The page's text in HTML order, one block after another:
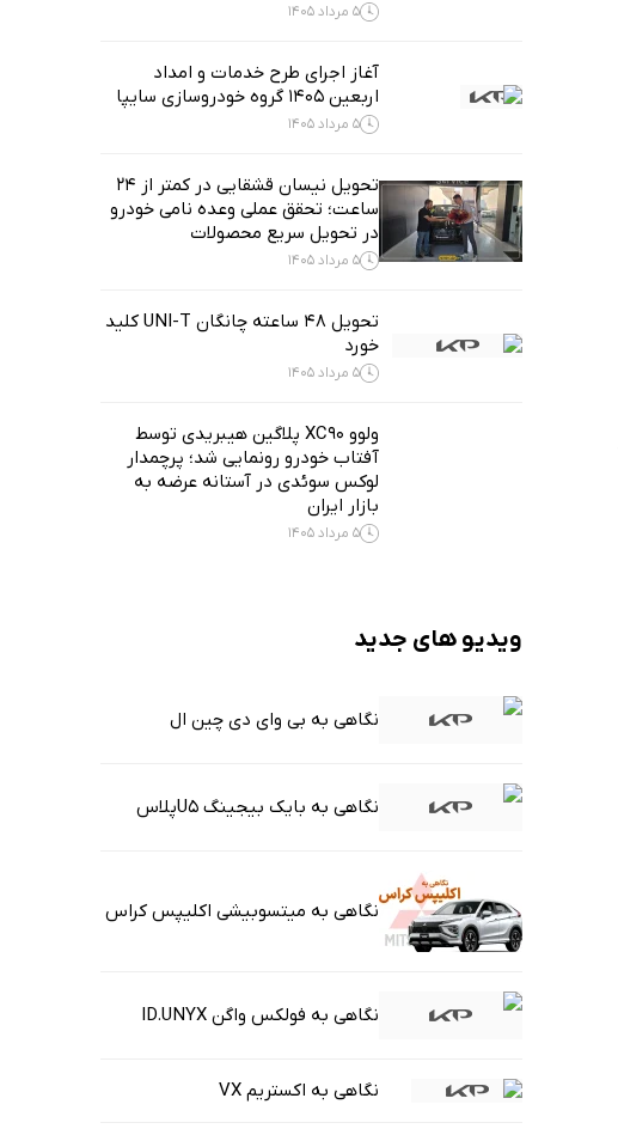
5 مرداد 1405
آغاز اجرای طرح خدمات و امداد
اربعین ۱۴۰۵ گروه خودروسازی سایپا
5 مرداد 1405
تحویل نیسان قشقایی در کمتر از ۲۴
ساعت؛ تحقق عملی وعده نامی خودرو
در تحویل سریع محصولات
5 مرداد 1405
تحویل ۴۸ ساعته چانگان UNI-T کلید
خورد
5 مرداد 1405
ولوو XC90 پلاگین هیبریدی توسط
آفتاب خودرو رونمایی شد؛ پرچمدار
لوکس سوئدی در آستانه عرضه به
بازار ایران
5 مرداد 1405
ویدیو های جدید
نگاهی به بی وای دی چین ال
نگاهی به بایک بیجینگ U5پلاس
نگاهی به میتسوبیشی اکلیپس کراس
نگاهی به فولکس واگن ID.UNYX
نگاهی به اکستریم VX